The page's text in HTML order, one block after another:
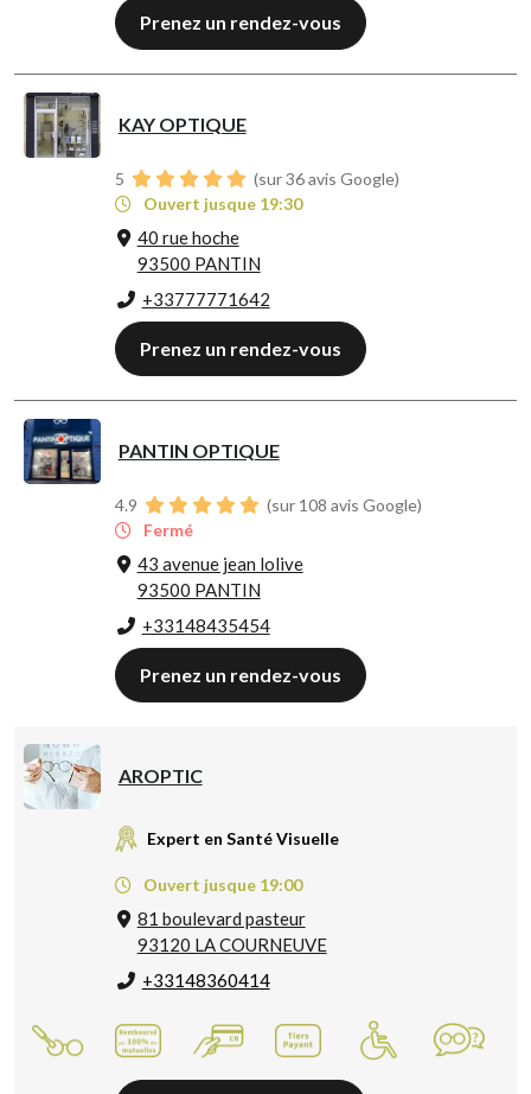
Prenez un rendez-vous
KAY OPTIQUE
5
(sur 36 avis Google)
Ouvert jusque 19:30
40 rue hoche
93500 PANTIN
+33777771642
Prenez un rendez-vous
PANTIN OPTIQUE
4.9
(sur 108 avis Google)
Fermé
43 avenue jean lolive
93500 PANTIN
+33148435454
Prenez un rendez-vous
AROPTIC
Expert en Santé Visuelle
Ouvert jusque 19:00
81 boulevard pasteur
93120 LA COURNEUVE
+33148360414